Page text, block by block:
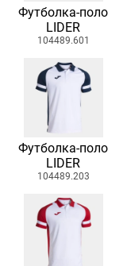
Футболка-поло
LIDER
104489.601
Футболка-поло
LIDER
104489.203